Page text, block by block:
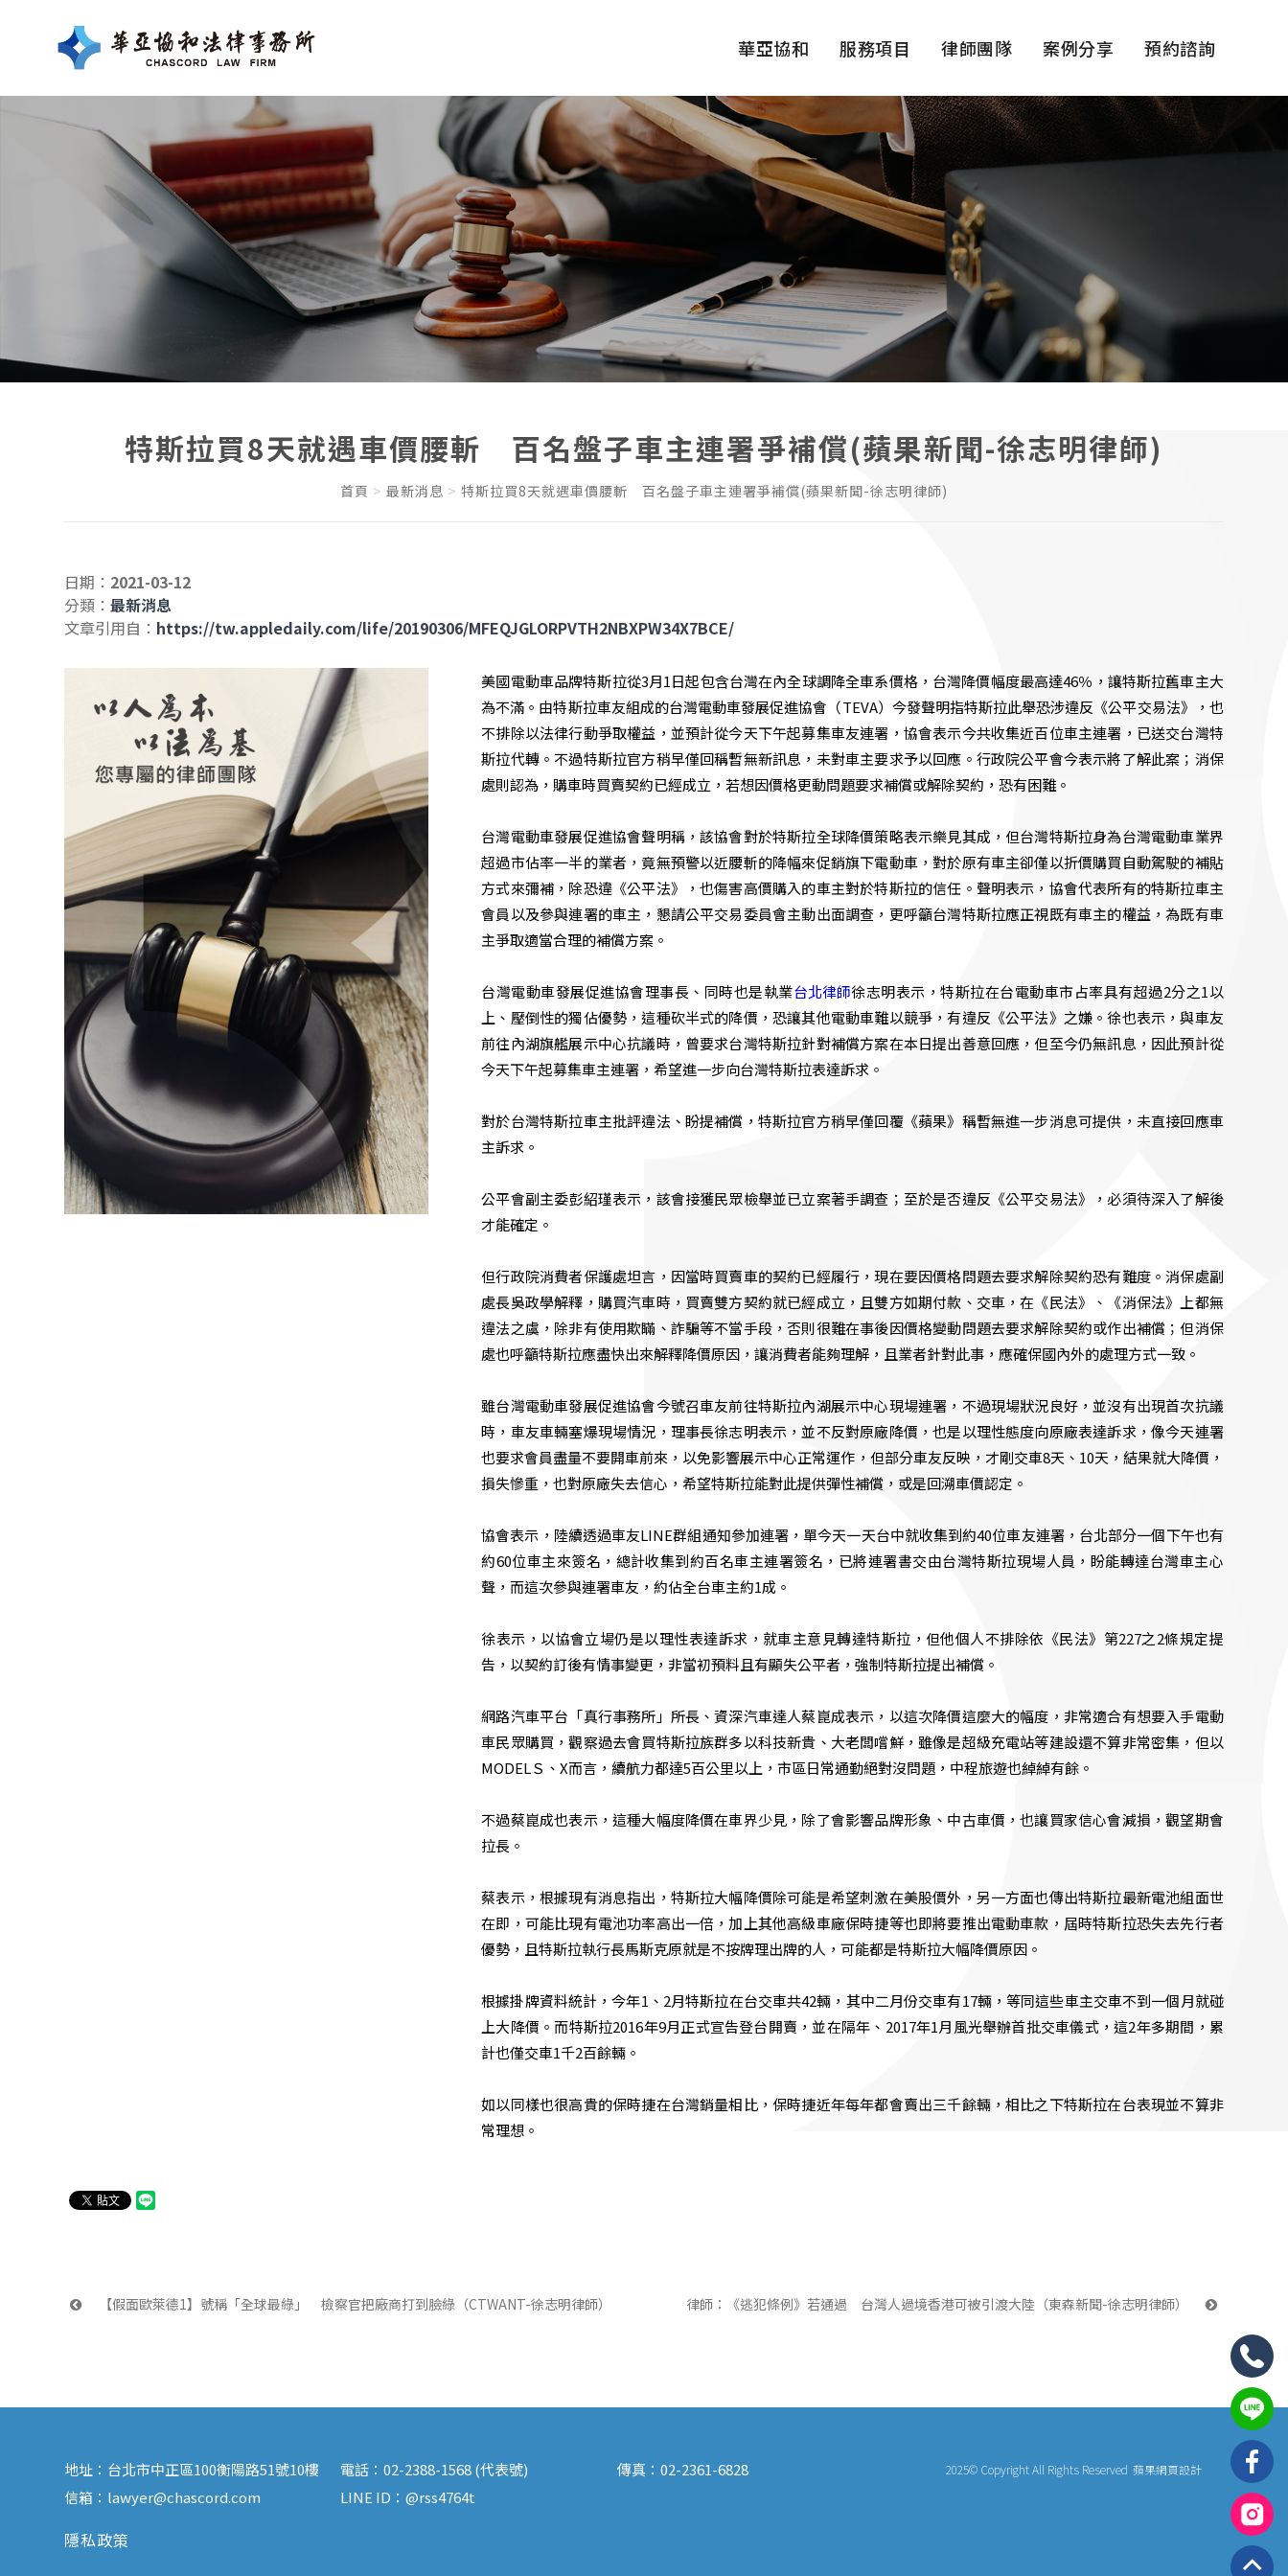
華亞協和 服務項目 律師團隊 案例分享 預約諮詢
特斯拉買8天就遇車價腰斬 百名盤子車主連署爭補償(蘋果新聞-徐志明律師)
首頁 最新消息 特斯拉買8天就遇車價腰斬　百名盤子車主連署爭補償(蘋果新聞-徐志明律師)
日期： 2021-03-12
分類：最新消息
文章引用自： https://tw.appledaily.com/life/20190306/MFEQJGLORPVTH2NBXPW34X7BCE/
美國電動車品牌特斯拉從3月1日起包含台灣在內全球調降全車系價格，台灣降價幅度最高達46％，讓特斯拉舊車主大
為不滿。由特斯拉車友組成的台灣電動車發展促進協會（TEVA）今發聲明指特斯拉此舉恐涉違反《公平交易法》，也
不排除以法律行動爭取權益，並預計從今天下午起募集車友連署，協會表示今共收集近百位車主連署，已送交台灣特
斯拉代轉。不過特斯拉官方稍早僅回稱暫無新訊息，未對車主要求予以回應。行政院公平會今表示將了解此案；消保
處則認為，購車時買賣契約已經成立，若想因價格更動問題要求補償或解除契約，恐有困難。
台灣電動車發展促進協會聲明稱，該協會對於特斯拉全球降價策略表示樂見其成，但台灣特斯拉身為台灣電動車業界
超過市佔率一半的業者，竟無預警以近腰斬的降幅來促銷旗下電動車，對於原有車主卻僅以折價購買自動駕駛的補貼
方式來彌補，除恐違《公平法》，也傷害高價購入的車主對於特斯拉的信任。聲明表示，協會代表所有的特斯拉車主
會員以及參與連署的車主，懇請公平交易委員會主動出面調查，更呼籲台灣特斯拉應正視既有車主的權益，為既有車
主爭取適當合理的補償方案。
台灣電動車發展促進協會理事長、同時也是執業台北律師徐志明表示，特斯拉在台電動車市占率具有超過2分之1以
上、壓倒性的獨佔優勢，這種砍半式的降價，恐讓其他電動車難以競爭，有違反《公平法》之嫌。徐也表示，與車友
前往內湖旗艦展示中心抗議時，曾要求台灣特斯拉針對補償方案在本日提出善意回應，但至今仍無訊息，因此預計從
今天下午起募集車主連署，希望進一步向台灣特斯拉表達訴求。
對於台灣特斯拉車主批評違法、盼提補償，特斯拉官方稍早僅回覆《蘋果》稱暫無進一步消息可提供，未直接回應車
主訴求。
公平會副主委彭紹瑾表示，該會接獲民眾檢舉並已立案著手調查；至於是否違反《公平交易法》，必須待深入了解後
才能確定。
但行政院消費者保護處坦言，因當時買賣車的契約已經履行，現在要因價格問題去要求解除契約恐有難度。消保處副
處長吳政學解釋，購買汽車時，買賣雙方契約就已經成立，且雙方如期付款、交車，在《民法》、《消保法》上都無
違法之虞，除非有使用欺瞞、詐騙等不當手段，否則很難在事後因價格變動問題去要求解除契約或作出補償；但消保
處也呼籲特斯拉應盡快出來解釋降價原因，讓消費者能夠理解，且業者針對此事，應確保國內外的處理方式一致。
雖台灣電動車發展促進協會今號召車友前往特斯拉內湖展示中心現場連署，不過現場狀況良好，並沒有出現首次抗議
時，車友車輛塞爆現場情況，理事長徐志明表示，並不反對原廠降價，也是以理性態度向原廠表達訴求，像今天連署
也要求會員盡量不要開車前來，以免影響展示中心正常運作，但部分車友反映，才剛交車8天、10天，結果就大降價，
損失慘重，也對原廠失去信心，希望特斯拉能對此提供彈性補償，或是回溯車價認定。
協會表示，陸續透過車友LINE群組通知參加連署，單今天一天台中就收集到約40位車友連署，台北部分一個下午也有
約60位車主來簽名，總計收集到約百名車主連署簽名，已將連署書交由台灣特斯拉現場人員，盼能轉達台灣車主心
聲，而這次參與連署車友，約佔全台車主約1成。
徐表示，以協會立場仍是以理性表達訴求，就車主意見轉達特斯拉，但他個人不排除依《民法》第227之2條規定提
告，以契約訂後有情事變更，非當初預料且有顯失公平者，強制特斯拉提出補償。
網路汽車平台「真行事務所」所長、資深汽車達人蔡崑成表示，以這次降價這麼大的幅度，非常適合有想要入手電動
車民眾購買，觀察過去會買特斯拉族群多以科技新貴、大老闆嚐鮮，雖像是超級充電站等建設還不算非常密集，但以
MODELＳ、X而言，續航力都達5百公里以上，市區日常通勤絕對沒問題，中程旅遊也綽綽有餘。
不過蔡崑成也表示，這種大幅度降價在車界少見，除了會影響品牌形象、中古車價，也讓買家信心會減損，觀望期會
拉長。
蔡表示，根據現有消息指出，特斯拉大幅降價除可能是希望刺激在美股價外，另一方面也傳出特斯拉最新電池組面世
在即，可能比現有電池功率高出一倍，加上其他高級車廠保時捷等也即將要推出電動車款，屆時特斯拉恐失去先行者
優勢，且特斯拉執行長馬斯克原就是不按牌理出牌的人，可能都是特斯拉大幅降價原因。
根據掛牌資料統計，今年1、2月特斯拉在台交車共42輛，其中二月份交車有17輛，等同這些車主交車不到一個月就碰
上大降價。而特斯拉2016年9月正式宣告登台開賣，並在隔年、2017年1月風光舉辦首批交車儀式，這2年多期間，累
計也僅交車1千2百餘輛。
如以同樣也很高貴的保時捷在台灣銷量相比，保時捷近年每年都會賣出三千餘輛，相比之下特斯拉在台表現並不算非
常理想。
【假面歐萊德1】號稱「全球最綠」　檢察官把廠商打到臉綠（CTWANT-徐志明律師） 律師：《逃犯條例》若通過　台灣人過境香港可被引渡大陸（東森新聞-徐志明律師）
地址： 台北市中正區100衡陽路51號10樓 電話：02-2388-1568 (代表號) 傳真： 02-2361-6828
信箱： lawyer@chascord.com LINE ID：@rss4764t
隱私政策
2025© Copyright All Rights Reserved 蘋果網頁設計